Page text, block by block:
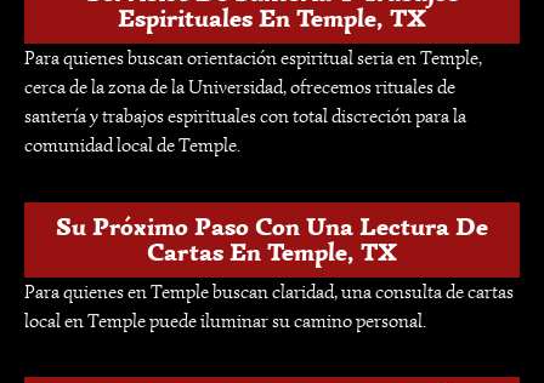
Espirituales En Temple, TX
Para quienes buscan orientación espiritual seria en Temple,
cerca de la zona de la Universidad, ofrecemos rituales de
santería y trabajos espirituales con total discreción para la
comunidad local de Temple.
Su Próximo Paso Con Una Lectura De
Cartas En Temple, TX
Para quienes en Temple buscan claridad, una consulta de cartas
local en Temple puede iluminar su camino personal.